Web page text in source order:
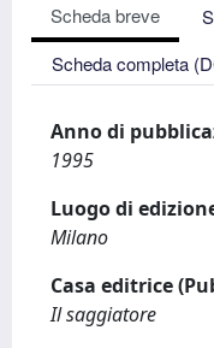
Scheda breve
Scheda completa
Anno di
1995
Luogo di
Milano
Casa editrice
Il saggiatore